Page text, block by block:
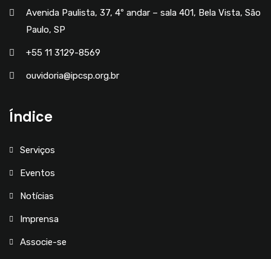
Avenida Paulista, 37, 4º andar – sala 401, Bela Vista, São
Paulo, SP
+55 11 3129-8569
ouvidoria@ipcsp.org.br
Índice
Serviços
Eventos
Notícias
Imprensa
Associe-se